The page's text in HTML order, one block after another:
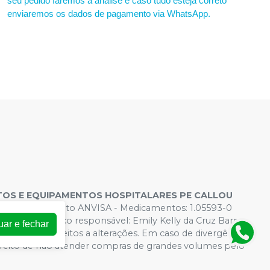
enviaremos os dados de pagamento via WhatsApp.
E EQUIPAMENTOS HOSPITALARES PE CALLOU
Funcionamento ANVISA - Medicamentos: 1.05593-0
- Farmacêutico responsável: Emily Kelly da Cruz Barros.
estão sujeitos a alterações. Em caso de divergência
de não atender compras de grandes volumes pelo
e fechar